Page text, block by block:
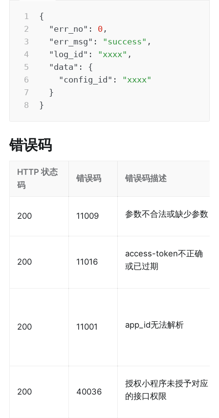
{
"err_no" : 0 ,
"err_msg" : "success" ,
"log_id" : "xxxx" ,
"data" :
{
"config_id" :
"xxxx"
}
}
错误码
HTTP 状态
码
错误码 错误码描述
200 11009 参数不合法或缺少参数
200 11016
access-token不正确
或已过期
200 11001 app_id无法解析
200 40036
授权小程序未授予对应
的接口权限